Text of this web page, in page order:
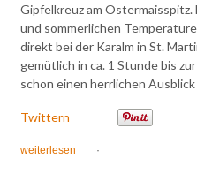
Gipfelkreuz am
und sommerlichen
direkt bei der Karalm in St.
gemütlich in ca. 1 Stunde bis
schon einen herrlichen
Twittern
weiterlesen ·